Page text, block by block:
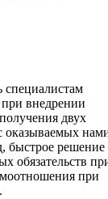
внедрении
двух
оказываемых
быстрое решение
обязательств
при